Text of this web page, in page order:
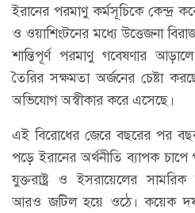
ইরানের পরমাণু কর্মসূচিকে কেন্দ্র
ও ওয়াশিংটনের মধ্যে উত্তেজনা
শান্তিপূর্ণ পরমাণু গবেষণার
তৈরির সক্ষমতা অর্জনের চেষ্টা
অভিযোগ অস্বীকার করে এসেছে।
এই বিরোধের জেরে বছরের পর বছর
পড়ে ইরানের অর্থনীতি ব্যাপক
যুক্তরাষ্ট্র ও ইসরায়েলের সামরিক
আরও জটিল হয়ে ওঠে। কয়েক